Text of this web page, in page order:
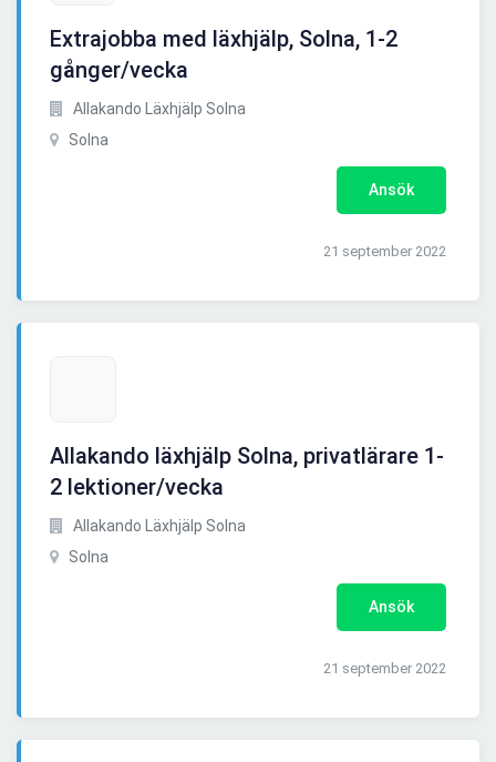
Extrajobba med läxhjälp, Solna, 1-2
gånger/vecka
Allakando Läxhjälp Solna
Solna
Ansök
21 september 2022
Allakando läxhjälp Solna, privatlärare 1-
2 lektioner/vecka
Allakando Läxhjälp Solna
Solna
Ansök
21 september 2022